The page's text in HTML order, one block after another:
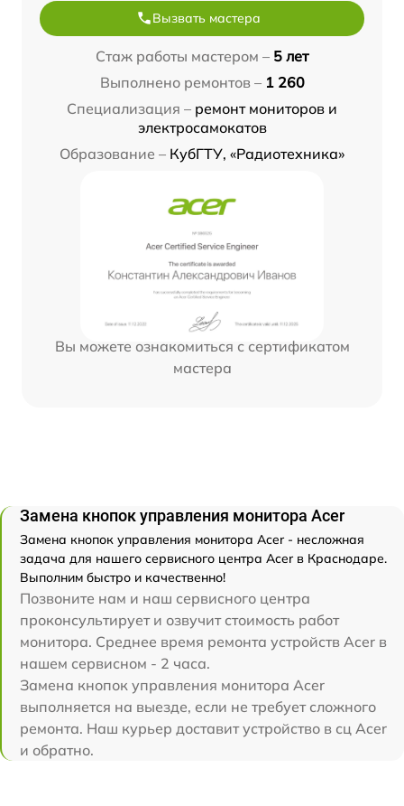
Вызвать мастера
Стаж работы мастером – 5 лет
Выполнено ремонтов – 1 260
Специализация – ремонт мониторов и
электросамокатов
Образование – КубГТУ, «Радиотехника»
Вы можете ознакомиться с сертификатом
мастера
Замена кнопок управления монитора Acer
Замена кнопок управления монитора Acer - несложная
задача для нашего сервисного центра Acer в Краснодаре.
Выполним быстро и качественно!
Позвоните нам и наш сервисного центра
проконсультирует и озвучит стоимость работ
монитора. Среднее время ремонта устройств Acer в
нашем сервисном - 2 часа.
Замена кнопок управления монитора Acer
выполняется на выезде, если не требует сложного
ремонта. Наш курьер доставит устройство в сц Acer
и обратно.